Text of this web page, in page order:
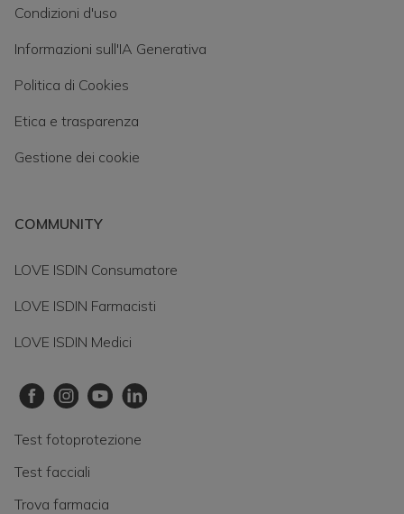
Condizioni d'uso
Informazioni sull'IA Generativa
Politica di Cookies
Etica e trasparenza
Gestione dei cookie
COMMUNITY
LOVE ISDIN Consumatore
LOVE ISDIN Farmacisti
LOVE ISDIN Medici
Test fotoprotezione
Test facciali
Trova farmacia